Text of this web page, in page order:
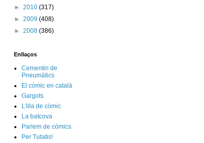
► 2010 (317)
► 2009 (408)
► 2008 (386)
Enllaços
Cementiri de
Pneumàtics
El còmic en català
Gargots
L'illa de còmic
La batcova
Parlem de còmics
Per Tutatis!